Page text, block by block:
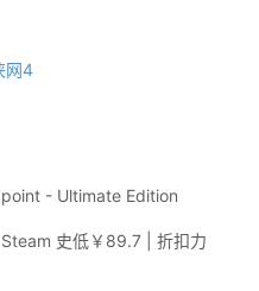
- Ultimate Edition
史低￥89.7 | 折扣力